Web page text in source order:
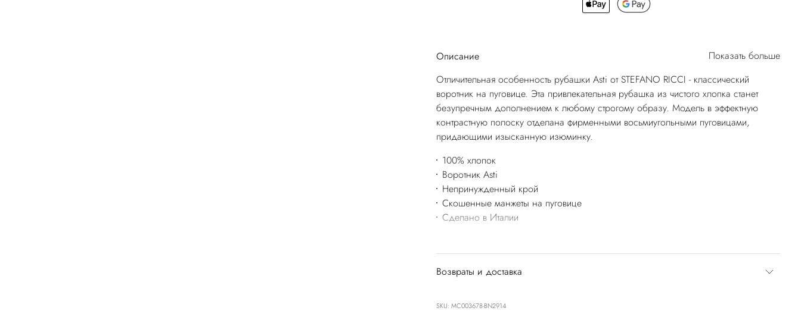
Описание
Показать больше
Отличительная особенность рубашки Asti от STEFANO RICCI - классический
воротник на пуговице. Эта привлекательная рубашка из чистого хлопка станет
безупречным дополнением к любому строгому образу. Модель в эффектную
контрастную полоску отделана фирменными восьмиугольными пуговицами,
придающими изысканную изюминку.
100% хлопок
Воротник Asti
Непринужденный крой
Скошенные манжеты на пуговице
Сделано в Италии
Возвраты и доставка
SKU: MC003678-BN2914